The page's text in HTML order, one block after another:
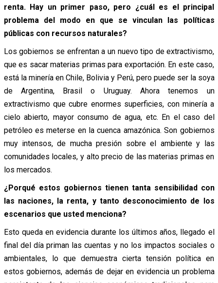
renta. Hay un primer paso, pero ¿cuál es el principal
problema del modo en que se vinculan las políticas
públicas con recursos naturales?
Los gobiernos se enfrentan a un nuevo tipo de extractivismo,
que es sacar materias primas para exportación. En este caso,
está la minería en Chile, Bolivia y Perú, pero puede ser la soya
de Argentina, Brasil o Uruguay. Ahora tenemos un
extractivismo que cubre enormes superficies, con minería a
cielo abierto, mayor consumo de agua, etc. En el caso del
petróleo es meterse en la cuenca amazónica. Son gobiernos
muy intensos, de mucha presión sobre el ambiente y las
comunidades locales, y alto precio de las materias primas en
los mercados.
¿Porqué estos gobiernos tienen tanta sensibilidad con
las naciones, la renta, y tanto desconocimiento de los
escenarios que usted menciona?
Esto queda en evidencia durante los últimos años, llegado el
final del día priman las cuentas y no los impactos sociales o
ambientales, lo que demuestra cierta tensión política en
estos gobiernos, además de dejar en evidencia un problema